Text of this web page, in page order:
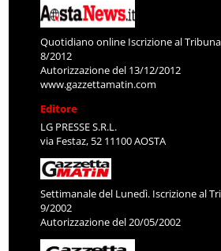
Quotidiano online Iscrizione al
8/2012
Autorizzazione del 13/12/2012
www.gazzettamatin.com
Editore
LG PRESSE S.R.L.
via Festaz, 52 11100 AOSTA
Settimanale del Lunedì. Iscrizione al
9/2002
Autorizzazione del 20/05/2002